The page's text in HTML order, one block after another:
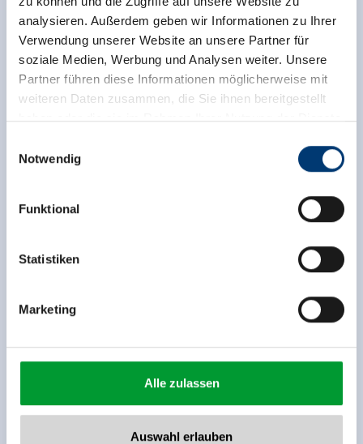
analysieren. Außerdem geben wir Informationen zu Ihrer
Verwendung unserer Website an unsere Partner für
soziale Medien, Werbung und Analysen weiter. Unsere
Partner führen diese Informationen möglicherweise mit
weiteren Daten zusammen, die Sie ihnen bereitgestellt
haben oder die sie im Rahmen Ihrer Nutzung der Dienste
Rohr 23// A-6280 Zell am Ziller
www.zillertalarena.com
Notwendig
Funktional
Statistiken
Marketing
Alle zulassen
Auswahl erlauben
Jetzt für den newsletter
anmelden!